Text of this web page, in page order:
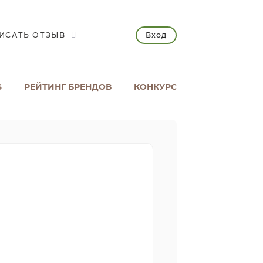
ОТЗЫВ Вход
РЕЙТИНГ БРЕНДОВ КОНКУРС